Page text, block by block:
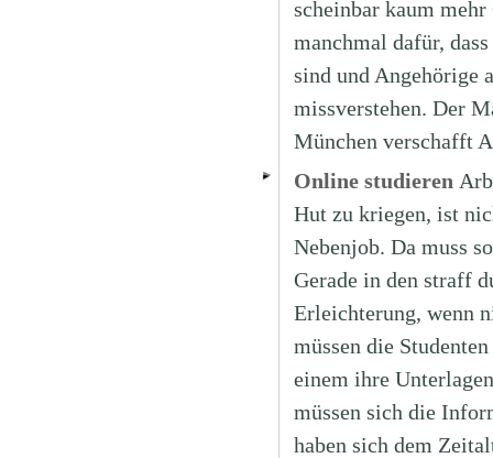
scheinbar kaum
manchmal dafür,
sind und Angehörige
missverstehen. Der
München verschafft
Online studieren
Hut zu kriegen, ist
Nebenjob. Da muss
Gerade in den straff
Erleichterung, wenn
müssen die
einem ihre
müssen sich die
haben sich dem